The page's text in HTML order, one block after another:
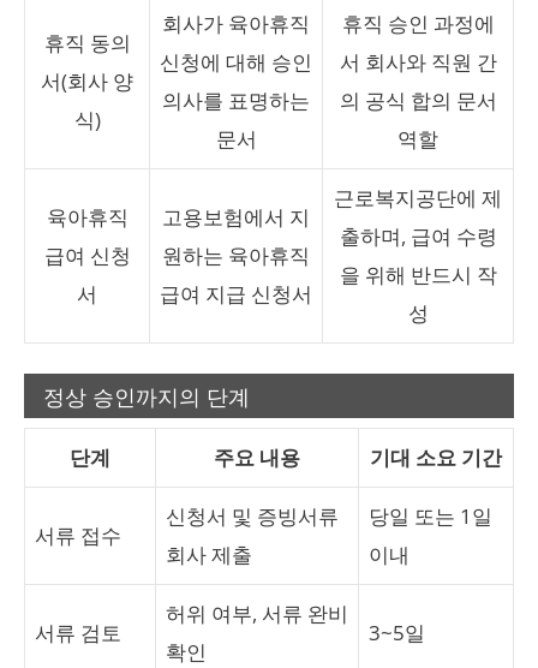
휴직 동의
서(회사 양
식)
회사가 육아휴직
신청에 대해 승인
의사를 표명하는
문서
휴직 승인 과정에
서 회사와 직원 간
의 공식 합의 문서
역할
육아휴직
급여 신청
서
고용보험에서 지
원하는 육아휴직
급여 지급 신청서
근로복지공단에 제
출하며, 급여 수령
을 위해 반드시 작
성
정상 승인까지의 단계
단계 주요 내용 기대 소요 기간
서류 접수
신청서 및 증빙서류
회사 제출
당일 또는 1일
이내
서류 검토
허위 여부, 서류 완비
확인
3~5일